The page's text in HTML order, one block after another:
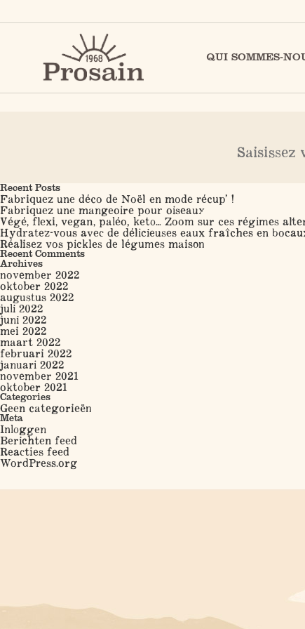
QUI SOMMES-
Recent Posts
Fabriquez une déco de Noël en mode récup’ !
Fabriquez une mangeoire pour oiseaux
Végé, flexi, vegan, paléo, keto… Zoom sur ces régimes
Hydratez-vous avec de délicieuses eaux fraîches en
Réalisez vos pickles de légumes maison
Recent Comments
Archives
november 2022
oktober 2022
augustus 2022
juli 2022
juni 2022
mei 2022
maart 2022
februari 2022
januari 2022
november 2021
oktober 2021
Categories
Geen categorieën
Meta
Inloggen
Berichten feed
Reacties feed
WordPress.org